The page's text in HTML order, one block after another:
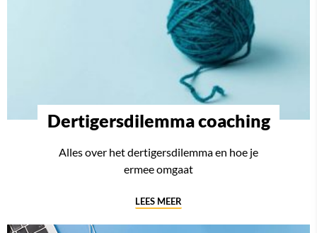
Dertigersdilemma coaching
Alles over het dertigersdilemma en hoe je
ermee omgaat
LEES MEER